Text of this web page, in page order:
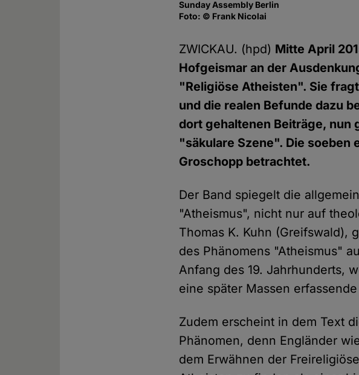
Sunday Assembly Berlin
Foto: © Frank Nicolai
ZWICKAU. (hpd) Mitte April
Hofgeismar an der
"Religiöse Atheisten". Sie
und die realen Befunde dazu
dort gehaltenen Beiträge,
"säkulare Szene". Die soeben
Groschopp betrachtet.
Der Band spiegelt die
"Atheismus", nicht nur auf
Thomas K. Kuhn (Greifswald),
des Phänomens "Atheismus"
Anfang des 19. Jahrhunderts,
eine später Massen
Zudem erscheint in dem Text
Phänomen, denn Engländer
dem Erwähnen der